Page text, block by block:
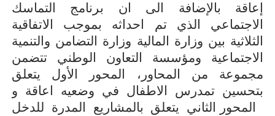
إعاقة بالإضافة الى ان برنامج التماسك
الاجتماعي الذي تم احداثه بموجب الاتفاقية
الثلاثية بين وزارة المالية وزارة التضامن والتنمية
الاجتماعية ومؤسسة التعاون الوطني تتضمن
مجموعة من المحاور، المحور الأول يتعلق
بتحسين تمدرس الاطفال في وضعيه اعاقة و
المحور الثاني يتعلق بالمشاريع المدرة للدخل